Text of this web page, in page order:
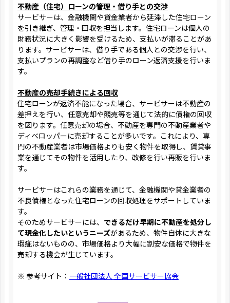
不動産（住宅）ローンの管理・借り手との交渉
サービサーは、金融機関や貸金業者から延滞した住宅ローン
を引き継ぎ、管理・回収を担当します。住宅ローンは個人の
財務状況に大きく影響を受けるため、支払いが滞ることがあ
ります。サービサーは、借り手である個人との交渉を行い、
支払いプランの再調整など借り手のローン返済支援を行いま
す。
不動産の売却手続きによる回収
住宅ローンが返済不能になった場合、サービサーは不動産の
差押えを行い、任意売却や競売等を通じて法的に債権の回収
を図ります。任意売却の場合、不動産を専門の不動産業者や
ディベロッパーに売却することが多いです。これにより、専
門の不動産業者は市場価格よりも安く物件を取得し、賃貸事
業を通じてその物件を活用したり、改修を行い再販を行いま
す。
サービサーはこれらの業務を通じて、金融機関や貸金業者の
不良債権となった住宅ローンの回収処理をサポートしていま
す。
そのためサービサーには、 できるだけ早期に不動産を処分し
て現金化したいというニーズがあるため、物件自体に大きな
瑕疵はないものの、市場価格より大幅に割安な価格で物件を
売却する機会が生じています。
※ 参考サイト： 一般社団法人 全国サービサー協会